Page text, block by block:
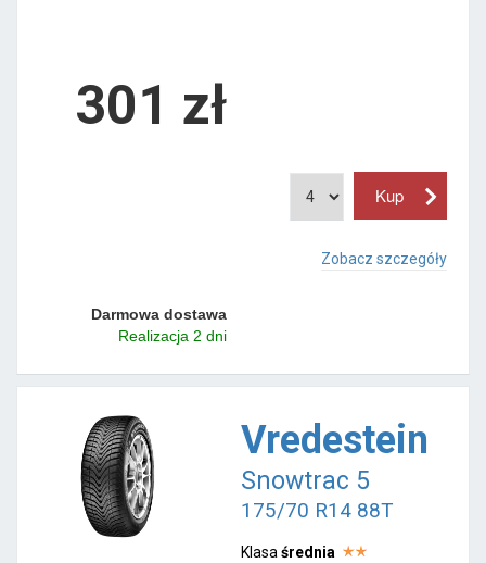
301 zł
Zobacz szczegóły
Darmowa dostawa
Realizacja 2 dni
Vredestein
Snowtrac 5
175/70 R14 88T
Klasa średnia